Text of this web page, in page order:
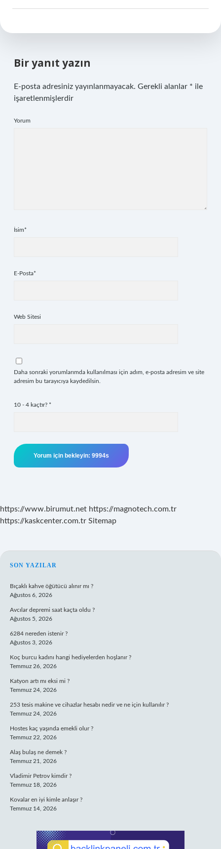
Bir yanıt yazın
E-posta adresiniz yayınlanmayacak. Gerekli alanlar * ile
işaretlenmişlerdir
Yorum
İsim*
E-Posta*
Web Sitesi
Daha sonraki yorumlarımda kullanılması için adım, e-posta adresim ve site
adresim bu tarayıcıya kaydedilsin.
10 - 4 kaçtır? *
https://www.birumut.net https://magnotech.com.tr
https://kaskcenter.com.tr Sitemap
SIDEBAR
SON YAZILAR
Bıçaklı kahve öğütücü alınır mı ?
Ağustos 6, 2026
Avcılar depremi saat kaçta oldu ?
Ağustos 5, 2026
6284 nereden istenir ?
Ağustos 3, 2026
Koç burcu kadını hangi hediyelerden hoşlanır ?
Temmuz 26, 2026
Katyon artı mı eksi mi ?
Temmuz 24, 2026
253 tesis makine ve cihazlar hesabı nedir ve ne için kullanılır ?
Temmuz 24, 2026
Hostes kaç yaşında emekli olur ?
Temmuz 22, 2026
Alaş bulaş ne demek ?
Temmuz 21, 2026
Vladimir Petrov kimdir ?
Temmuz 18, 2026
Kovalar en iyi kimle anlaşır ?
Temmuz 14, 2026